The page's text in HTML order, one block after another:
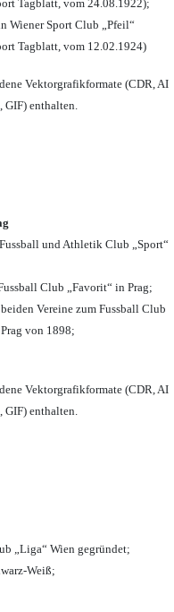
Tagblatt, vom 24.08.1922);
Wiener Sport Club „Pfeil“
Tagblatt, vom 12.02.1924)
Vektorgrafikformate (CDR, AI
GIF) enthalten.
und Athletik Club „Sport“
Club „Favorit“ in Prag;
Vereine zum Fussball Club
von 1898;
Vektorgrafikformate (CDR, AI
GIF) enthalten.
„Liga“ Wien gegründet;
Weiß;